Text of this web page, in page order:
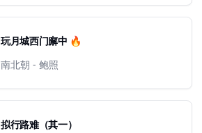
玩月城西门廨中 🔥
南北朝 - 鲍照
拟行路难（其一）